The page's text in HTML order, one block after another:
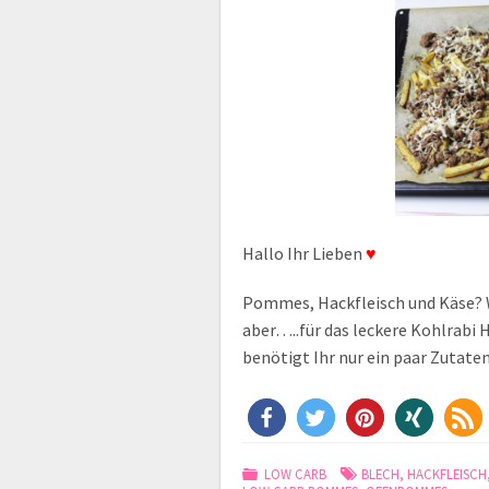
Hallo Ihr Lieben ♥
Pommes, Hackfleisch und
aber…..für das leckere Kohlrabi
benötigt Ihr nur ein paar
LOW CARB BLECH, HACKFLEISCH